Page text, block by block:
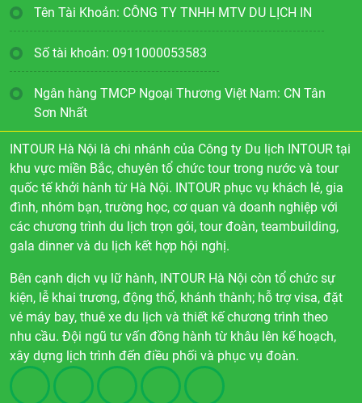
Tên Tài Khoản: CÔNG TY TNHH MTV DU LỊCH IN
Số tài khoản: 0911000053583
Ngân hàng TMCP Ngoại Thương Việt Nam: CN Tân
Sơn Nhất
INTOUR Hà Nội là chi nhánh của Công ty Du lịch INTOUR tại
khu vực miền Bắc, chuyên tổ chức tour trong nước và tour
quốc tế khởi hành từ Hà Nội. INTOUR phục vụ khách lẻ, gia
đình, nhóm bạn, trường học, cơ quan và doanh nghiệp với
các chương trình du lịch trọn gói, tour đoàn, teambuilding,
gala dinner và du lịch kết hợp hội nghị.
Bên cạnh dịch vụ lữ hành, INTOUR Hà Nội còn tổ chức sự
kiện, lễ khai trương, động thổ, khánh thành; hỗ trợ visa, đặt
vé máy bay, thuê xe du lịch và thiết kế chương trình theo
nhu cầu. Đội ngũ tư vấn đồng hành từ khâu lên kế hoạch,
xây dựng lịch trình đến điều phối và phục vụ đoàn.